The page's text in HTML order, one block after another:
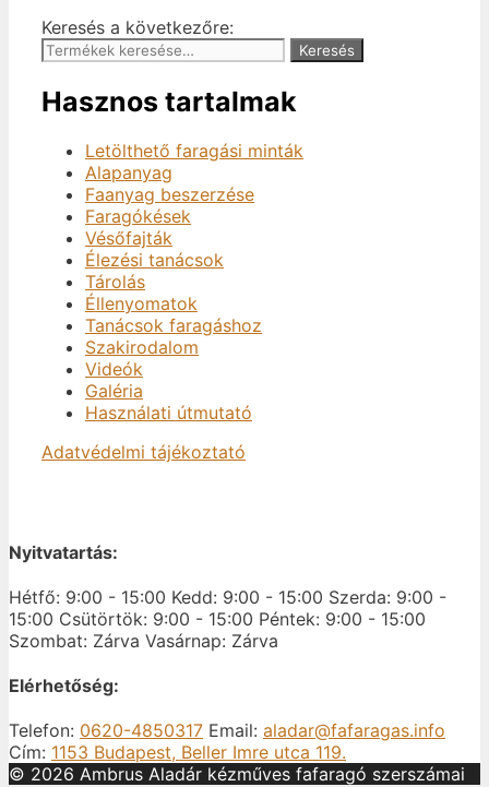
Keresés a következőre:
Keresés
Hasznos tartalmak
Letölthető faragási minták
Alapanyag
Faanyag beszerzése
Faragókések
Vésőfajták
Élezési tanácsok
Tárolás
Éllenyomatok
Tanácsok faragáshoz
Szakirodalom
Videók
Galéria
Használati útmutató
Adatvédelmi tájékoztató
Nyitvatartás:
Hétfő: 9:00 - 15:00 Kedd: 9:00 - 15:00 Szerda: 9:00 -
15:00 Csütörtök: 9:00 - 15:00 Péntek: 9:00 - 15:00
Szombat: Zárva Vasárnap: Zárva
Elérhetőség:
Telefon: 0620-4850317 Email: aladar@fafaragas.info
Cím: 1153 Budapest, Beller Imre utca 119.
© 2026 Ambrus Aladár kézműves fafaragó szerszámai